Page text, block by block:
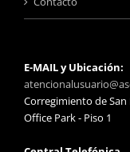
E-MAIL y Ubicación:
Corregimiento de San
Office Park - Piso 1